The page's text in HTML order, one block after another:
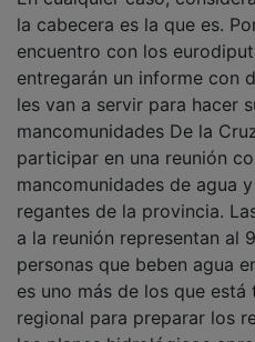
la cabecera es la que es.
encuentro con los
entregarán un informe con
les van a servir para hacer
mancomunidades De la
participar en una reunión
mancomunidades de agua
regantes de la provincia.
a la reunión representan al
personas que beben agua
es uno más de los que
regional para preparar los
los planes hidrológicos